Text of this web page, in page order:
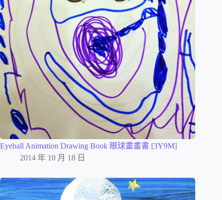
Eyeball Animation Drawing Book 眼球畫畫書 [3Y9M]
2014 年 10 月 18 日